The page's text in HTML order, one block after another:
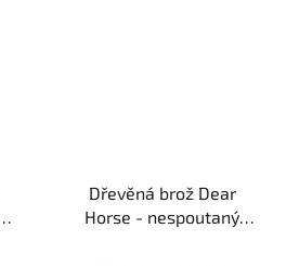
Dřevěná brož Dear
Horse - nespoutaný